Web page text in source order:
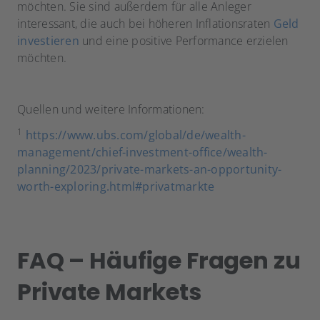
möchten. Sie sind außerdem für alle Anleger
interessant, die auch bei höheren Inflationsraten Geld
investieren und eine positive Performance erzielen
möchten.
Quellen und weitere Informationen:
1 https://www.ubs.com/global/de/wealth-
management/chief-investment-office/wealth-
planning/2023/private-markets-an-opportunity-
worth-exploring.html#privatmarkte
FAQ – Häufige Fragen zu
Private Markets